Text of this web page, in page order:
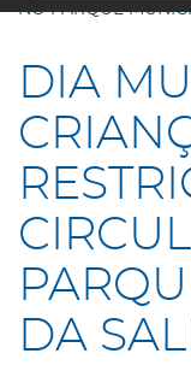
NO PARQUE
DIA
DA